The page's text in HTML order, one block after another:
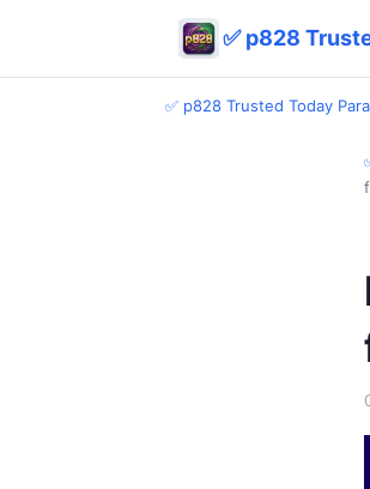
✅ p828
✅ p828 Trusted Today